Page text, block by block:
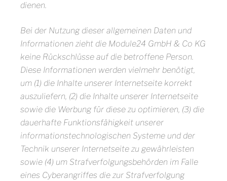
dienen.
Bei der Nutzung dieser allgemeinen Daten und
Informationen zieht die Module24 GmbH & Co KG
keine Rückschlüsse auf die betroffene Person.
Diese Informationen werden vielmehr benötigt,
um (1) die Inhalte unserer Internetseite korrekt
auszuliefern, (2) die Inhalte unserer Internetseite
sowie die Werbung für diese zu optimieren, (3) die
dauerhafte Funktionsfähigkeit unserer
informationstechnologischen Systeme und der
Technik unserer Internetseite zu gewährleisten
sowie (4) um Strafverfolgungsbehörden im Falle
eines Cyberangriffes die zur Strafverfolgung